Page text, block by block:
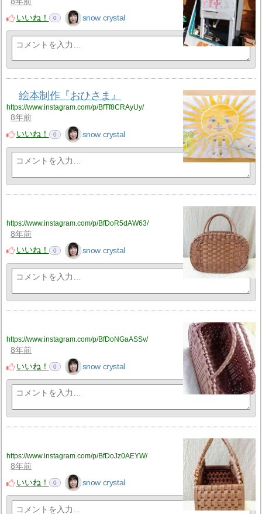
いいね！
0 snow crystal
絵本制作『おひさま』
https://www.instagram.com/p/BfTf8CRAyUy/
8年前
いいね！
0 snow crystal
https://www.instagram.com/p/BfDoR5dAW63/
8年前
いいね！
0 snow crystal
https://www.instagram.com/p/BfDoNGaASSv/
8年前
いいね！
0 snow crystal
https://www.instagram.com/p/BfDoJz0AEYW/
8年前
いいね！
0 snow crystal